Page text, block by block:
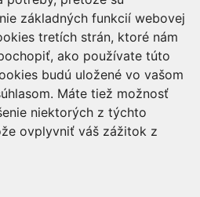
základných funkcií webovej
tretích strán, ktoré nám
ako používate túto
budú uložené vo vašom
Máte tiež možnosť
niektorých z týchto
ovplyvniť váš zážitok z